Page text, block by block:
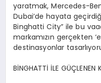
yaratmak, Mercedes-
Dubai’de hayata geçirdi
Binghatti City”ile bu
markamızın gerçekten ‘
destinasyonlar tasarlı
BİNGHATTİ İLE GÜÇLENEN